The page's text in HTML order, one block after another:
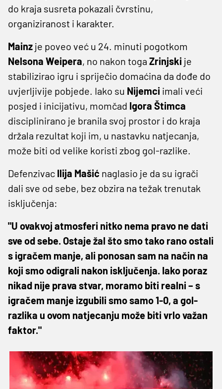
do kraja susreta pokazali čvrstinu,
organiziranost i karakter.
Mainz je poveo već u 24. minuti pogotkom
Nelsona Weipera, no nakon toga Zrinjski je
stabilizirao igru i spriječio domaćina da dođe do
uvjerljivije pobjede. Iako su Nijemci imali veći
posjed i inicijativu, momčad Igora Štimca
disciplinirano je branila svoj prostor i do kraja
držala rezultat koji im, u nastavku natjecanja,
može biti od velike koristi zbog gol-razlike.
Defenzivac Ilija Mašić naglasio je da su igrači
dali sve od sebe, bez obzira na težak trenutak
isključenja:
"U ovakvoj atmosferi nitko nema pravo ne dati
sve od sebe. Ostaje žal što smo tako rano ostali
s igračem manje, ali ponosan sam na način na
koji smo odigrali nakon isključenja. Iako poraz
nikad nije prava stvar, moramo biti realni – s
igračem manje izgubili smo samo 1-0, a gol-
razlika u ovom natjecanju može biti vrlo važan
faktor."